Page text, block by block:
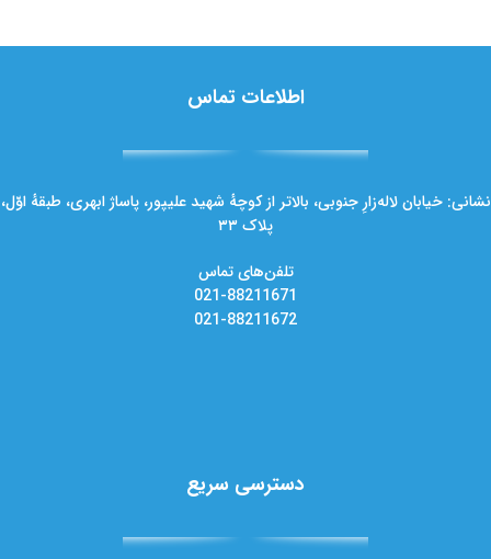
اطلاعات تماس
نشانی: خیابان لاله‌زارِ جنوبی، بالاتر از کوچهٔ شهید علیپور، پاساژ ابهری، طبقهٔ اوّل،
پلاک ۳۳
تلفن‌های تماس
021-88211671
021-88211672
دسترسی سریع